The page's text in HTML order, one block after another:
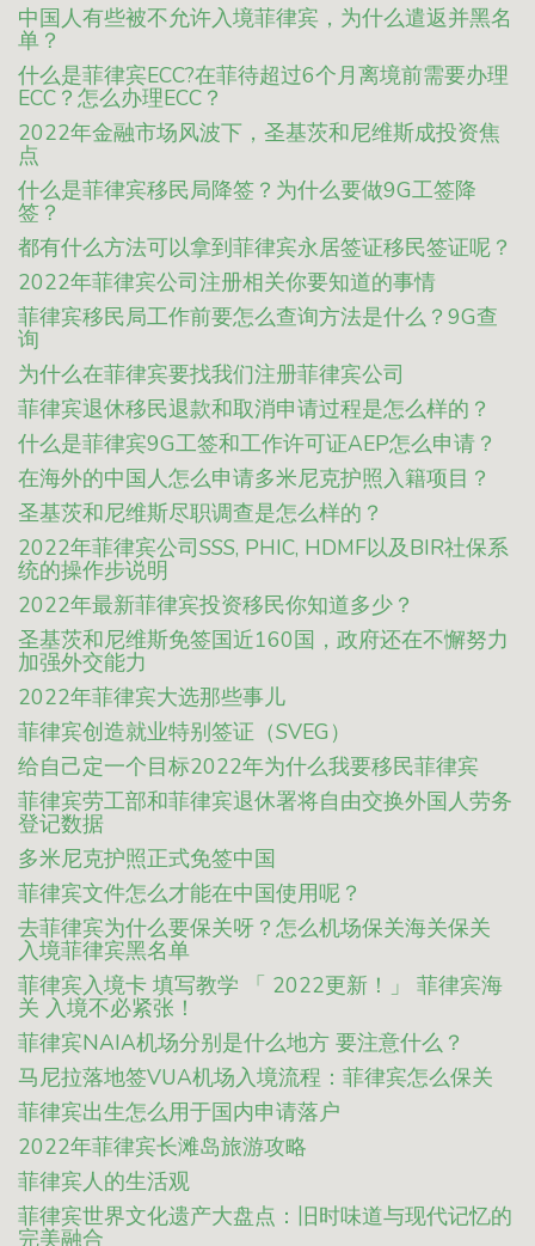
中国人有些被不允许入境菲律宾，为什么遣返并黑名
单？
什么是菲律宾ECC?在菲待超过6个月离境前需要办理
ECC？怎么办理ECC？
2022年金融市场风波下，圣基茨和尼维斯成投资焦
点
什么是菲律宾移民局降签？为什么要做9G工签降
签？
都有什么方法可以拿到菲律宾永居签证移民签证呢？
2022年菲律宾公司注册相关你要知道的事情
菲律宾移民局工作前要怎么查询方法是什么？9G查
询
为什么在菲律宾要找我们注册菲律宾公司
菲律宾退休移民退款和取消申请过程是怎么样的？
什么是菲律宾9G工签和工作许可证AEP怎么申请？
在海外的中国人怎么申请多米尼克护照入籍项目？
圣基茨和尼维斯尽职调查是怎么样的？
2022年菲律宾公司SSS, PHIC, HDMF以及BIR社保系
统的操作步说明
2022年最新菲律宾投资移民你知道多少？
圣基茨和尼维斯免签国近160国，政府还在不懈努力
加强外交能力
2022年菲律宾大选那些事儿
菲律宾创造就业特别签证（SVEG）
给自己定一个目标2022年为什么我要移民菲律宾
菲律宾劳工部和菲律宾退休署将自由交换外国人劳务
登记数据
多米尼克护照正式免签中国
菲律宾文件怎么才能在中国使用呢？
去菲律宾为什么要保关呀？怎么机场保关海关保关
入境菲律宾黑名单
菲律宾入境卡 填写教学 「 2022更新！」 菲律宾海
关 入境不必紧张！
菲律宾NAIA机场分别是什么地方 要注意什么？
马尼拉落地签VUA机场入境流程：菲律宾怎么保关
菲律宾出生怎么用于国内申请落户
2022年菲律宾长滩岛旅游攻略
菲律宾人的生活观
菲律宾世界文化遗产大盘点：旧时味道与现代记忆的
完美融合